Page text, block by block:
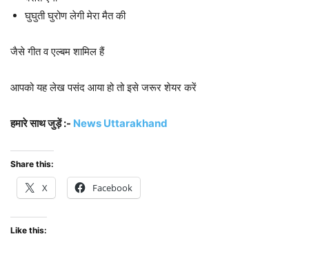
घुघुती घुरोण लेगी मेरा मैत की
जैसे गीत व एल्बम शामिल हैं
आपको यह लेख पसंद आया हो तो इसे जरूर शेयर करें
हमारे साथ जुड़ें :- News Uttarakhand
Share this:
X Facebook
Like this: